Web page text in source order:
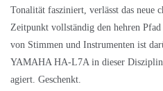
Tonalität fasziniert, verlässt das neue
Zeitpunkt vollständig den hehren
von Stimmen und Instrumenten ist
YAMAHA HA-L7A in dieser Disziplin
agiert. Geschenkt.